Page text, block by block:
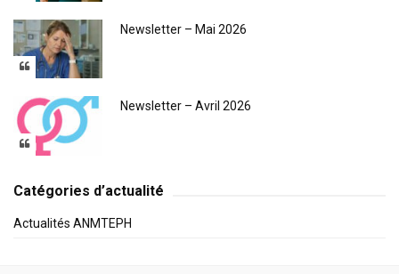
Newsletter – Mai 2026
Newsletter – Avril 2026
Catégories d’actualité
Actualités ANMTEPH